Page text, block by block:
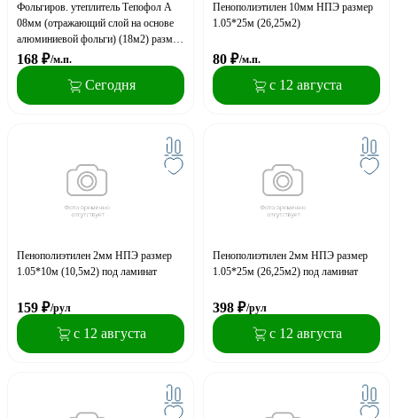
Фольгиров. утеплитель Тепофол А
08мм (отражающий слой на основе
алюминиевой фольги) (18м2) размер
рулона 15м шириной 1,2м
168 ₽/м.п.
Сегодня
Пенополиэтилен 10мм НПЭ размер
1.05*25м (26,25м2)
80 ₽/м.п.
с 12 августа
Пенополиэтилен 2мм НПЭ размер
1.05*10м (10,5м2) под ламинат
159 ₽/рул
с 12 августа
Пенополиэтилен 2мм НПЭ размер
1.05*25м (26,25м2) под ламинат
398 ₽/рул
с 12 августа